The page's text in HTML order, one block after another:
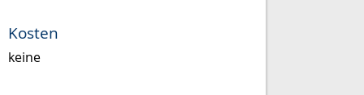
Kosten
keine